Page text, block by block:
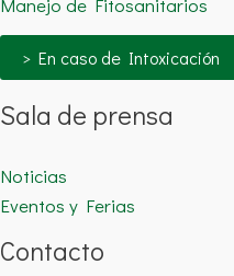
> En caso de Intoxicación
Sala de prensa
Noticias
Eventos y Ferias
Contacto